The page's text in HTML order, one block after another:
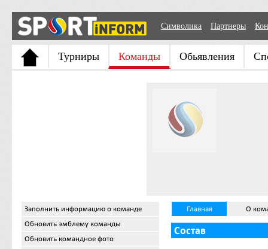
Символика Партнеры
Турниры Команды Обьявления
Заполнить информацию о команде
Обновить эмблему команды
Обновить командное фото
Главная О
Состав